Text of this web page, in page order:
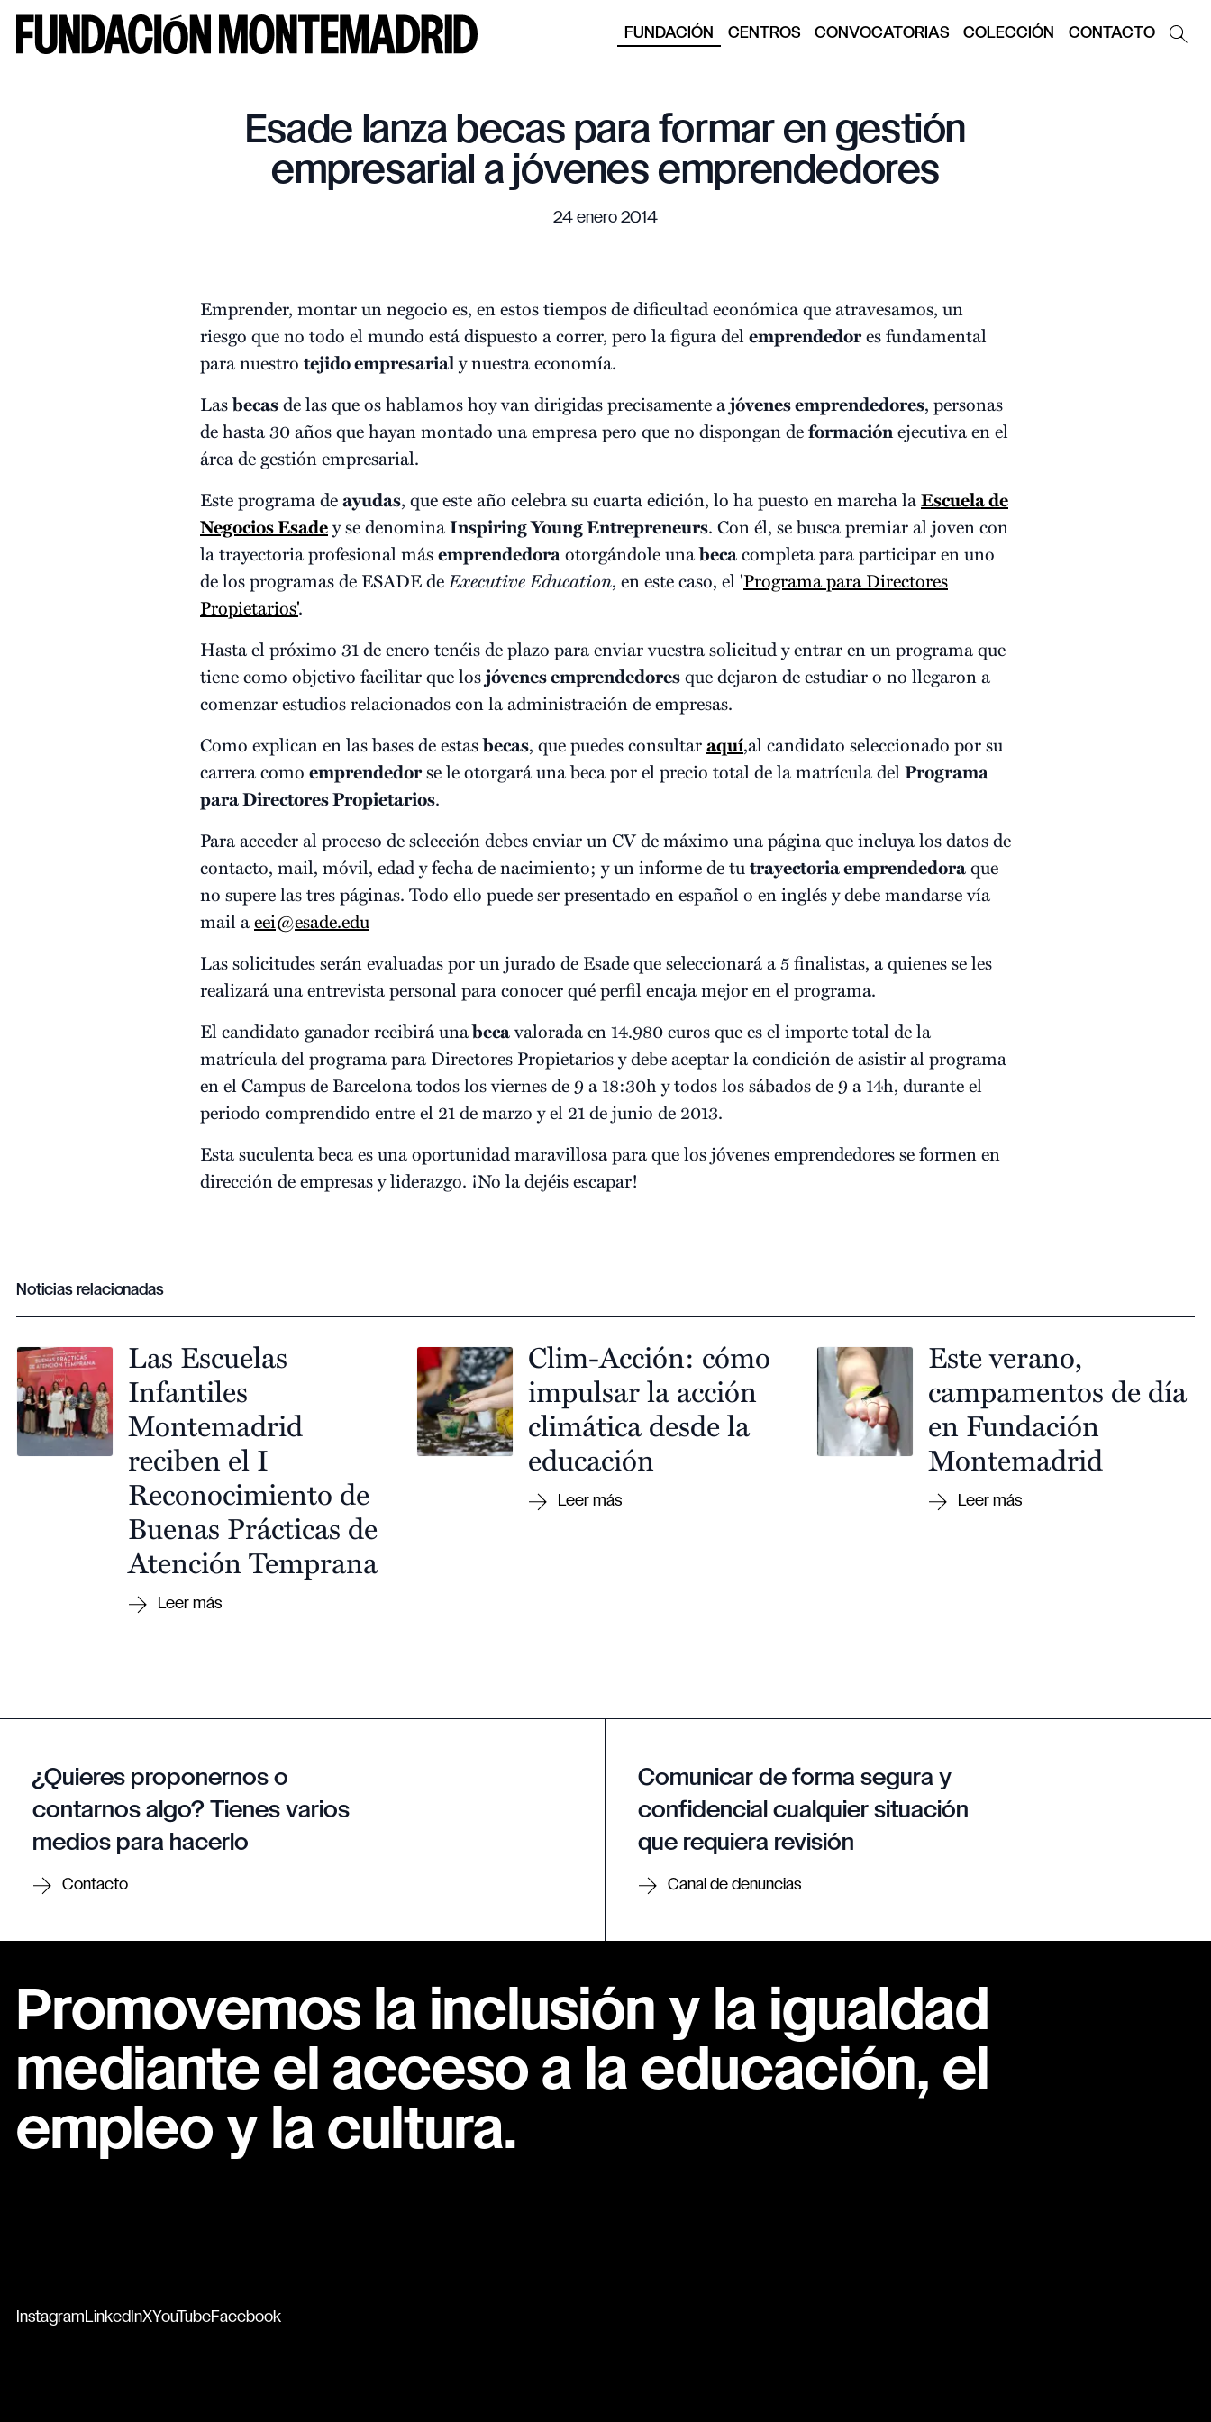
FUNDACIÓN CENTROS CONVOCATORIAS COLECCIÓN CONTACTO
Esade lanza becas para formar en gestión
empresarial a jóvenes emprendedores
24 enero 2014
Emprender, montar un negocio es, en estos tiempos de dificultad económica que atravesamos, un
riesgo que no todo el mundo está dispuesto a correr, pero la figura delemprendedores fundamental
para nuestro tejido empresarialy nuestra economía.
Lasbecasde las que os hablamos hoy van dirigidas precisamente ajóvenes emprendedores, personas
de hasta 30 años que hayan montado una empresa pero que no dispongan deformaciónejecutiva en el
área de gestión empresarial.
Este programa deayudas, que este año celebra su cuarta edición, lo ha puesto en marcha laEscuela de
Negocios Esadey se denominaInspiring Young Entrepreneurs. Con él, se busca premiar al joven con
la trayectoria profesional másemprendedoraotorgándole unabecacompleta para participar en uno
de los programas de ESADE deExecutive Education, en este caso, el 'Programa para Directores
Propietarios'.
Hasta el próximo 31 de enero tenéis de plazo para enviar vuestra solicitud y entrar en un programa que
tiene como objetivo facilitar que losjóvenes emprendedoresque dejaron de estudiar o no llegaron a
comenzar estudios relacionados con la administración de empresas.
Como explican en las bases de estasbecas, que puedes consultaraquí,al candidato seleccionado por su
carrera como emprendedorse le otorgará una beca por el precio total de la matrícula delPrograma
para Directores Propietarios.
Para acceder al proceso de selección debes enviar un CV de máximo una página que incluya los datos de
contacto, mail, móvil, edad y fecha de nacimiento; y un informe de tutrayectoria emprendedoraque
no supere las tres páginas. Todo ello puede ser presentado en español o en inglés y debe mandarse vía
mail aeei@esade.edu
Las solicitudes serán evaluadas por un jurado de Esade que seleccionará a 5 finalistas, a quienes se les
realizará una entrevista personal para conocer qué perfil encaja mejor en el programa.
El candidato ganador recibirá unabecavalorada en 14.980 euros que es el importe total de la
matrícula del programa para Directores Propietarios y debe aceptar la condición de asistir al programa
en el Campus de Barcelona todos los viernes de 9 a 18:30h y todos los sábados de 9 a 14h, durante el
periodo comprendido entre el 21 de marzo y el 21 de junio de 2013.
Esta suculenta beca es una oportunidad maravillosa para que los jóvenes emprendedores se formen en
dirección de empresas y liderazgo. ¡No la dejéis escapar!
Noticias relacionadas
Las Escuelas
Infantiles
Montemadrid
reciben el I
Reconocimiento de
Buenas Prácticas de
Atención Temprana
Clim-Acción: cómo
impulsar la acción
climática desde la
educación
Este verano,
campamentos de día
en Fundación
Montemadrid
¿Quieres proponernos o
contarnos algo? Tienes varios
medios para hacerlo
Contacto
Comunicar de forma segura y
confidencial cualquier situación
que requiera revisión
Canal de denuncias
Promovemos la inclusión y la igualdad
mediante el acceso a la educación, el
empleo y la cultura.
Instagram LinkedInXYouTubeFacebook